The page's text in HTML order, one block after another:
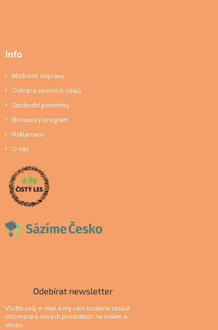
Info
Možnosti dopravy
Ochrana osobních údajů
Obchodní podmínky
Bonusový program
Reklamace
O nás
Odebírat newsletter
Vložte svůj e-mail a my vám budeme zasílat
informace o nových produktech na našem e-
shopu.